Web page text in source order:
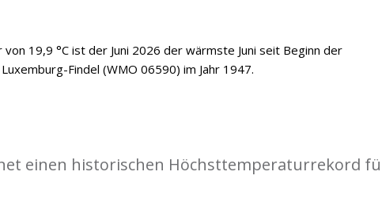
19,9 °C ist der Juni 2026 der wärmste Juni seit Beginn der
Findel (WMO 06590) im Jahr 1947.
einen historischen Höchsttemperaturrekord